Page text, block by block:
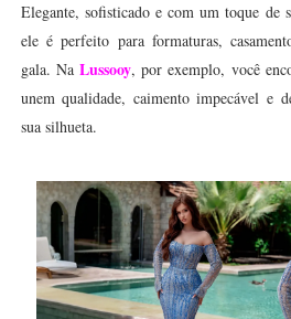
Elegante, sofisticado e com um toque de
ele é perfeito para formaturas,
gala. NaLussooy, por exemplo, você
unem qualidade, caimento impecável e
sua silhueta.